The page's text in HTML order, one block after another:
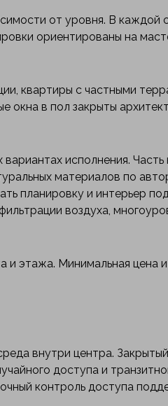
от уровня. В каждой
ориентированы на
квартиры с частными
в пол закрыты
исполнения. Часть
материалов по
планировку и интерьер
воздуха,
и этажа. Минимальная цена
внутри центра.
доступа и
контроль доступа